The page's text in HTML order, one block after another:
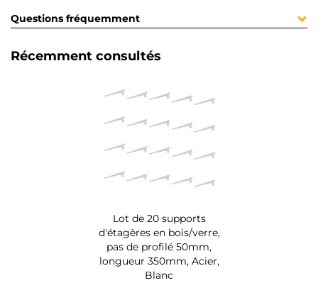
Questions fréquemment
Récemment consultés
Lot de 20 supports
d'étagères en bois/verre,
pas de profilé 50mm,
longueur 350mm, Acier,
Blanc